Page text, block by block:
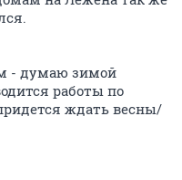
- думаю зимой
работы по
ждать весны/